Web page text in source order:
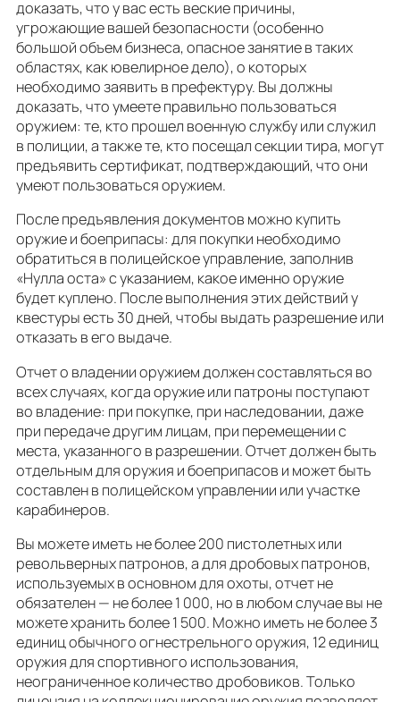
доказать, что у вас есть веские причины,
угрожающие вашей безопасности (особенно
большой объем бизнеса, опасное занятие в таких
областях, как ювелирное дело), о которых
необходимо заявить в префектуру. Вы должны
доказать, что умеете правильно пользоваться
оружием: те, кто прошел военную службу или служил
в полиции, а также те, кто посещал секции тира, могут
предъявить сертификат, подтверждающий, что они
умеют пользоваться оружием.
После предъявления документов можно купить
оружие и боеприпасы: для покупки необходимо
обратиться в полицейское управление, заполнив
«Нулла оста» с указанием, какое именно оружие
будет куплено. После выполнения этих действий у
квестуры есть 30 дней, чтобы выдать разрешение или
отказать в его выдаче.
Отчет о владении оружием должен составляться во
всех случаях, когда оружие или патроны поступают
во владение: при покупке, при наследовании, даже
при передаче другим лицам, при перемещении с
места, указанного в разрешении. Отчет должен быть
отдельным для оружия и боеприпасов и может быть
составлен в полицейском управлении или участке
карабинеров.
Вы можете иметь не более 200 пистолетных или
револьверных патронов, а для дробовых патронов,
используемых в основном для охоты, отчет не
обязателен — не более 1 000, но в любом случае вы не
можете хранить более 1 500. Можно иметь не более 3
единиц обычного огнестрельного оружия, 12 единиц
оружия для спортивного использования,
неограниченное количество дробовиков. Только